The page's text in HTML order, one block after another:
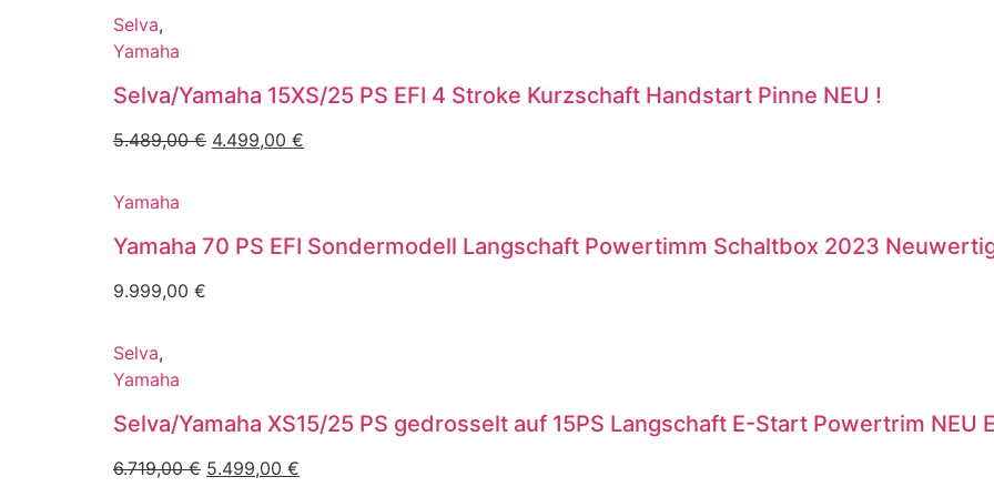
Selva,
Yamaha
Selva/Yamaha 15XS/25 PS EFI 4 Stroke Kurzschaft Handstart Pinne NEU !
5.489,00€ 4.499,00 €
Yamaha
Yamaha 70 PS EFI Sondermodell Langschaft Powertimm Schaltbox 2023
9.999,00 €
Selva,
Yamaha
Selva/Yamaha XS15/25 PS gedrosselt auf 15PS Langschaft E-Start Powertrim NEU
6.719,00€ 5.499,00 €